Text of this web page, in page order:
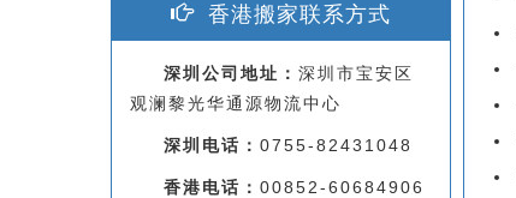
香港搬家联系方式
深圳公司地址： 深圳市宝安区
观澜黎光华通源物流中心
深圳电话： 0755-82431048
香港电话： 00852-60684906